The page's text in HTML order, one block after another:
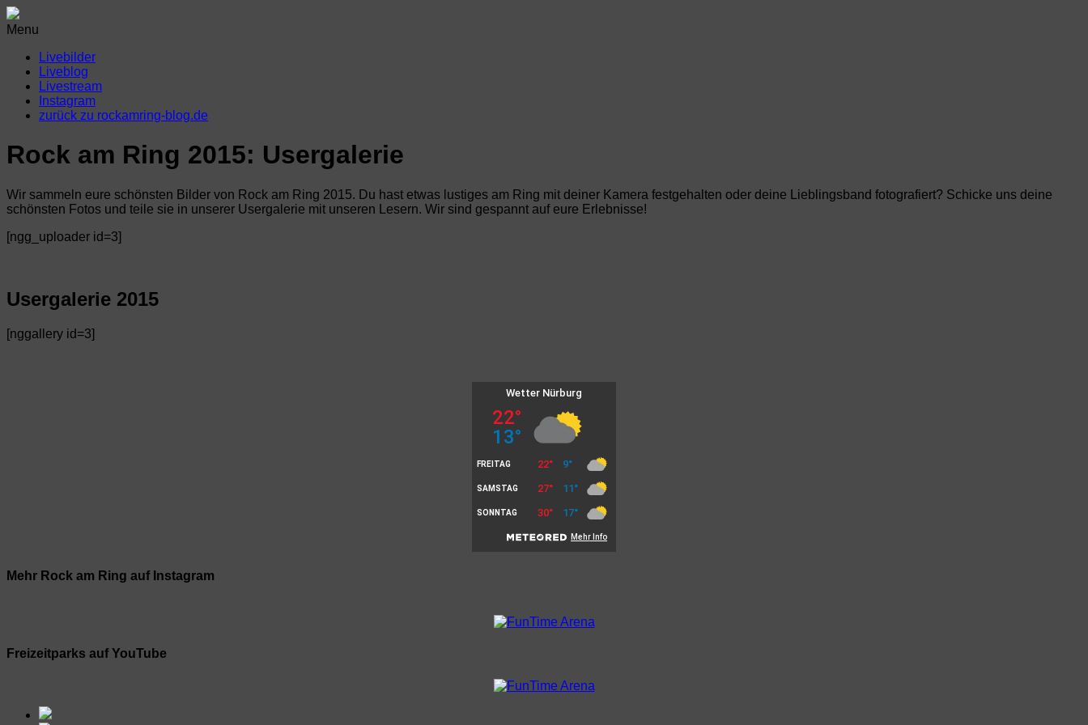
Menu
Livebilder
Liveblog
Livestream
Instagram
zurück zu rockamring-blog.de
Rock am Ring 2015: Usergalerie
Wir sammeln eure schönsten Bilder von Rock am Ring 2015. Du hast etwas lustiges am Ring mit deiner Kamera festgehalten oder deine Lieblingsband fotografiert? Schicke uns deine
schönsten Fotos und teile sie in unserer Usergalerie mit unseren Lesern. Wir sind gespannt auf eure Erlebnisse!
[ngg_uploader id=3]
Usergalerie 2015
[nggallery id=3]
Mehr Rock am Ring auf Instagram
Freizeitparks auf YouTube